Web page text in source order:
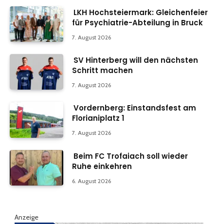
LKH Hochsteiermark: Gleichenfeier
für Psychiatrie-Abteilung in Bruck
7. August 2026
SV Hinterberg will den nächsten
Schritt machen
7. August 2026
Vordernberg: Einstandsfest am
Florianiplatz 1
7. August 2026
Beim FC Trofaiach soll wieder
Ruhe einkehren
6. August 2026
Anzeige